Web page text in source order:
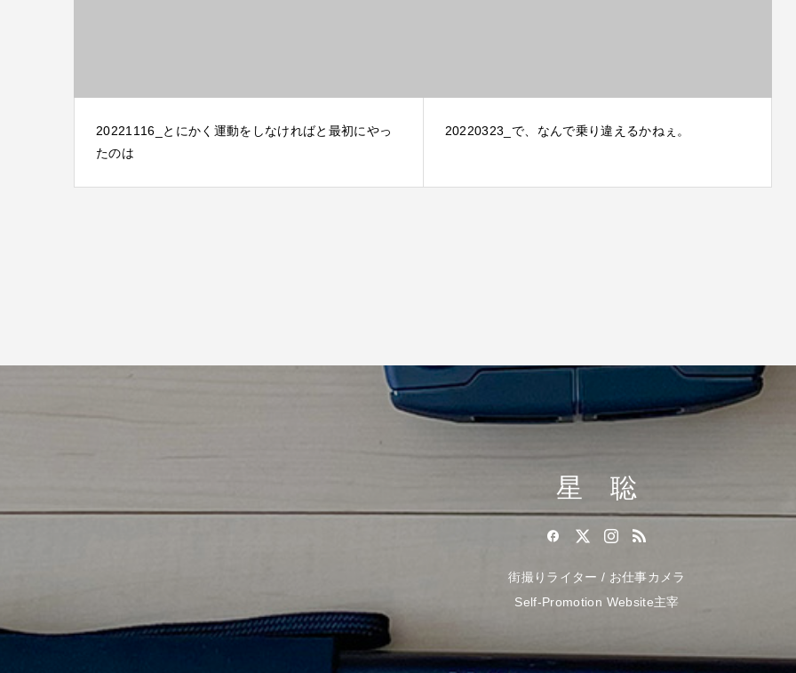
20221116_とにかく運動をしなければと最初にやっ
たのは
20220323_で、なんで乗り違えるかねぇ。
星 聡
街撮りライター / お仕事カメラ
Self-Promotion Website主宰